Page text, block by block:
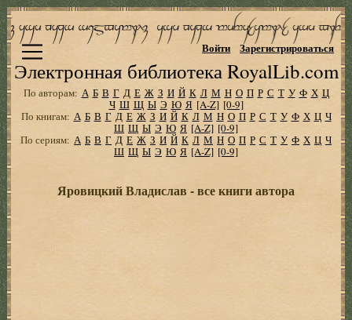
Электронная библиотека RoyalLib.com
Войти Зарегистрироваться
По авторам: А Б В Г Д Е Ж З И Й К Л М Н О П Р С Т У Ф Х Ц
Ч Ш Щ Ы Э Ю Я [A-Z] [0-9]
По книгам: А Б В Г Д Е Ж З И Й К Л М Н О П Р С Т У Ф Х Ц Ч
Ш Щ Ы Э Ю Я [A-Z] [0-9]
По сериям: А Б В Г Д Е Ж З И Й К Л М Н О П Р С Т У Ф Х Ц Ч
Ш Щ Ы Э Ю Я [A-Z] [0-9]
Яровицкий Владислав - все книги автора